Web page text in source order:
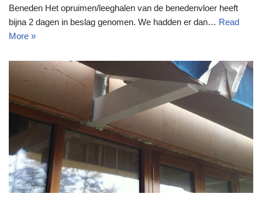
Beneden Het opruimen/leeghalen van de benedenvloer heeft
bijna 2 dagen in beslag genomen. We hadden er dan… Read
More »